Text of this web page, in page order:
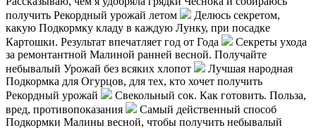
получить Рекордный урожай летом
Делюсь секретом,
какую Подкормку кладу в каждую Лунку, при посадке
Картошки. Результат впечатляет год от Года
Секреты ухода
за ремонтантной Малиной ранней весной. Получайте
небывалый Урожай без всяких хлопот
Лучшая народная
Подкормка для Огурцов, для тех, кто хочет получить
Рекордный урожай
Свекольный сок. Как готовить. Польза,
вред, противопоказания
Самый действенный способ
Подкормки Малины весной, чтобы получить небывалый